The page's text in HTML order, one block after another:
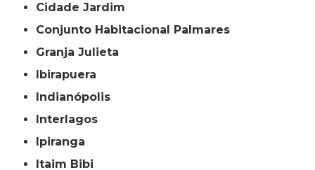
Cidade Jardim
Conjunto Habitacional Palmares
Granja Julieta
Ibirapuera
Indianópolis
Interlagos
Ipiranga
Itaim Bibi